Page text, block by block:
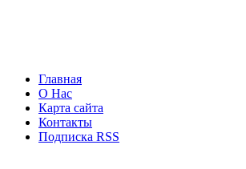
Главная
О Нас
Карта сайта
Контакты
Подписка RSS